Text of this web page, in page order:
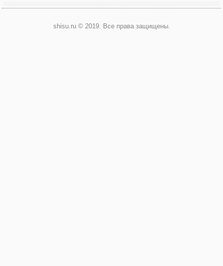
shisu.ru © 2019. Все права защищены.